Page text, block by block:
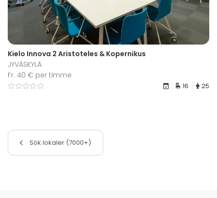
Kielo Innova 2 Aristoteles & Kopernikus
JYVÄSKYLÄ
Fr. 40 € per timme
16 25
Sök lokaler (7000+)